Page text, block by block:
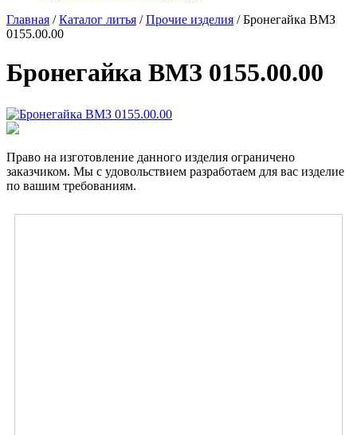
Главная /Каталог литья /Прочие изделия /Бронегайка ВМЗ
0155.00.00
Бронегайка ВМЗ 0155.00.00
Право на изготовление данного изделия ограничено
заказчиком. Мы с удовольствием разработаем для вас изделие
по вашим требованиям.